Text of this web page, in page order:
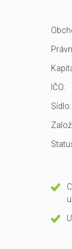
IČO:
Sídlo: